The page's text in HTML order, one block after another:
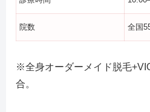
院数 全国
※全身オーダーメイド脱毛
合。